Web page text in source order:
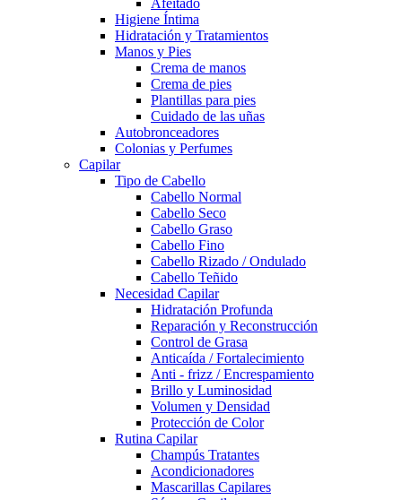
Afeitado
Higiene Íntima
Hidratación y Tratamientos
Manos y Pies
Crema de manos
Crema de pies
Plantillas para pies
Cuidado de las uñas
Autobronceadores
Colonias y Perfumes
Capilar
Tipo de Cabello
Cabello Normal
Cabello Seco
Cabello Graso
Cabello Fino
Cabello Rizado / Ondulado
Cabello Teñido
Necesidad Capilar
Hidratación Profunda
Reparación y Reconstrucción
Control de Grasa
Anticaída / Fortalecimiento
Anti - frizz / Encrespamiento
Brillo y Luminosidad
Volumen y Densidad
Protección de Color
Rutina Capilar
Champús Tratantes
Acondicionadores
Mascarillas Capilares